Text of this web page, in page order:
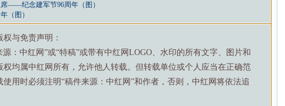
——纪念建军节96周年（图）
（图）
与免责声明：
源：中红网”或“特稿”或带有中红网LOGO、水印的所有文字、图片和
权均属中红网所有，允许他人转载。但转载单位或个人应当在正确范
使用时必须注明“稿件来源：中红网”和作者，否则，中红网将依法追